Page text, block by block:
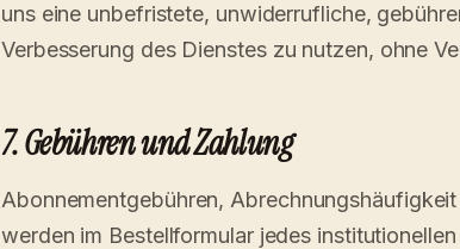
uns eine unbefristete, unwiderrufliche,
Verbesserung des Dienstes zu nutzen, ohne
7. Gebühren und Zahlung
Abonnementgebühren,
werden im Bestellformular jedes